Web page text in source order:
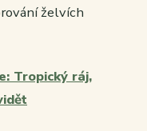
želvích
Tropický ráj,